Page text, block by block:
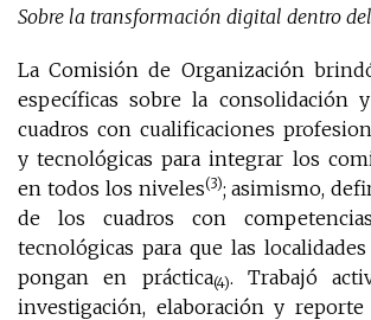
Sobre la transformación digital dentro
La Comisión de Organización
específicas sobre la consolidación
cuadros con cualificaciones
y tecnológicas para integrar los
en todos los niveles(3); asimismo,
de los cuadros con
tecnológicas para que las
pongan en práctica(4). Trabajó
investigación, elaboración y reporte